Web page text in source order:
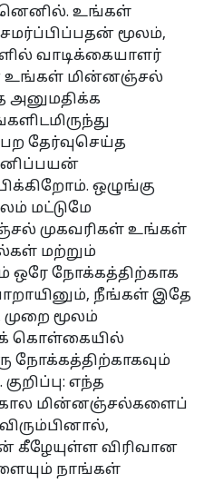
உங்கள்
மூலம்,
வாடிக்கையாளர்
உங்கள் மின்னஞ்சல்
அனுமதிக்க
தேர்வுசெய்த
தனிப்பயன்
ஒழுங்கு
மட்டுமே
முகவரிகள் உங்கள்
மற்றும்
ஒரே நோக்கத்திற்காக
நீங்கள் இதே
மூலம்
கொள்கையில்
நோக்கத்திற்காகவும்
எந்த
மின்னஞ்சல்களைப்
விரிவான
நாங்கள்